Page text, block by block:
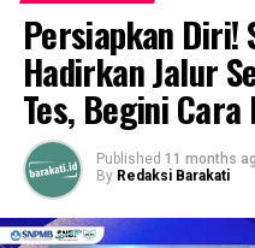
Persiapkan Diri!
Hadirkan Jalur
Tes, Begini
Published 11 months
By Redaksi Barakati